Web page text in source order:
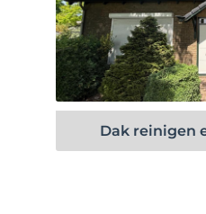
Dak reinigen